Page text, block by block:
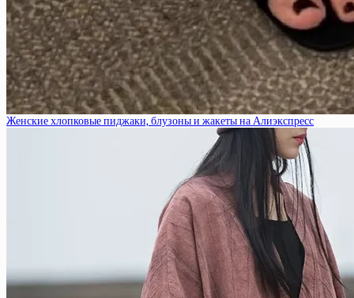
Женские хлопковые пиджаки, блузоны и жакеты на Алиэкспресс